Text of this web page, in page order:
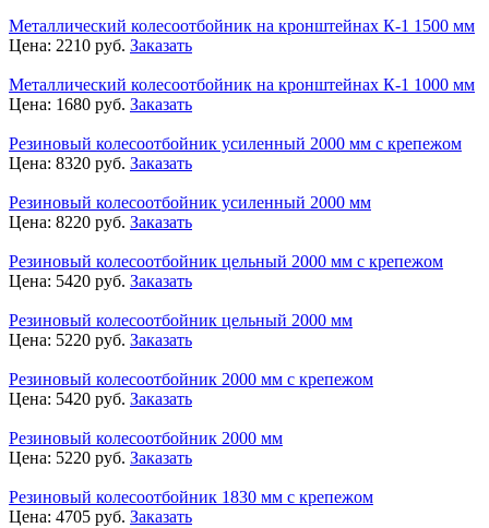
Металлический колесоотбойник на кронштейнах К-1 1500 мм
Цена: 2210 руб. Заказать
Металлический колесоотбойник на кронштейнах К-1 1000 мм
Цена: 1680 руб. Заказать
Резиновый колесоотбойник усиленный 2000 мм с крепежом
Цена: 8320 руб. Заказать
Резиновый колесоотбойник усиленный 2000 мм
Цена: 8220 руб. Заказать
Резиновый колесоотбойник цельный 2000 мм с крепежом
Цена: 5420 руб. Заказать
Резиновый колесоотбойник цельный 2000 мм
Цена: 5220 руб. Заказать
Резиновый колесоотбойник 2000 мм с крепежом
Цена: 5420 руб. Заказать
Резиновый колесоотбойник 2000 мм
Цена: 5220 руб. Заказать
Резиновый колесоотбойник 1830 мм с крепежом
Цена: 4705 руб. Заказать